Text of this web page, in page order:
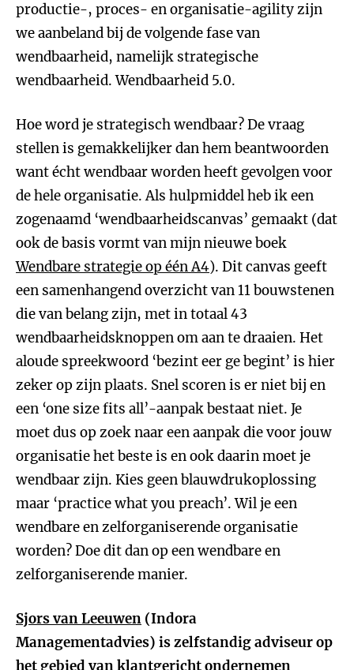
productie-, proces- en organisatie-agility zijn
we aanbeland bij de volgende fase van
wendbaarheid, namelijk strategische
wendbaarheid. Wendbaarheid 5.0.
Hoe word je strategisch wendbaar? De vraag
stellen is gemakkelijker dan hem beantwoorden
want écht wendbaar worden heeft gevolgen voor
de hele organisatie. Als hulpmiddel heb ik een
zogenaamd ‘wendbaarheidscanvas’ gemaakt (dat
ook de basis vormt van mijn nieuwe boek
Wendbare strategie op één A4). Dit canvas geeft
een samenhangend overzicht van 11 bouwstenen
die van belang zijn, met in totaal 43
wendbaarheidsknoppen om aan te draaien. Het
aloude spreekwoord ‘bezint eer ge begint’ is hier
zeker op zijn plaats. Snel scoren is er niet bij en
een ‘one size fits all’-aanpak bestaat niet. Je
moet dus op zoek naar een aanpak die voor jouw
organisatie het beste is en ook daarin moet je
wendbaar zijn. Kies geen blauwdrukoplossing
maar ‘practice what you preach’. Wil je een
wendbare en zelforganiserende organisatie
worden? Doe dit dan op een wendbare en
zelforganiserende manier.
Sjors van Leeuwen (Indora
Managementadvies) is zelfstandig adviseur op
het gebied van klantgericht ondernemen